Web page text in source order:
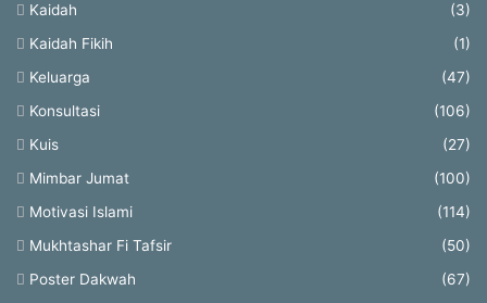
Kaidah
(3)
Kaidah Fikih
(1)
Keluarga
(47)
Konsultasi
(106)
Kuis
(27)
Mimbar Jumat
(100)
Motivasi Islami
(114)
Mukhtashar Fi Tafsir
(50)
Poster Dakwah
(67)